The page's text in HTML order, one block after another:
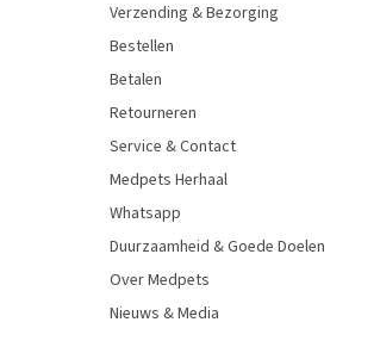
Verzending & Bezorging
Bestellen
Betalen
Retourneren
Service & Contact
Medpets Herhaal
Whatsapp
Duurzaamheid & Goede Doelen
Over Medpets
Nieuws & Media